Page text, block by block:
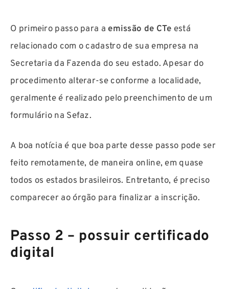
O primeiro passo para a emissão de CTe está
relacionado com o cadastro de sua empresa na
Secretaria da Fazenda do seu estado. Apesar do
procedimento alterar-se conforme a localidade,
geralmente é realizado pelo preenchimento de um
formulário na Sefaz.
A boa notícia é que boa parte desse passo pode ser
feito remotamente, de maneira online, em quase
todos os estados brasileiros. Entretanto, é preciso
comparecer ao órgão para finalizar a inscrição.
Passo 2 – possuir certificado
digital